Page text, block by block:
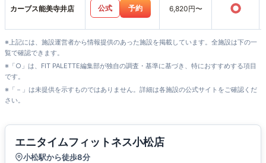
カーブス能美寺井店 公式 予約 6,820円〜 ○
※上記には、施設運営者から情報提供のあった施設を掲載しています。全施設は下の一
覧で確認できます。
※「○」は、FIT PALETTE編集部が独自の調査・基準に基づき、特におすすめする項目
です。
※「－」は未提供を示すものではありません。詳細は各施設の公式サイトをご確認くだ
さい。
エニタイムフィットネス小松店
小松駅から徒歩8分